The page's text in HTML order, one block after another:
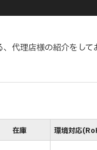
代理店様の紹介をし
在庫 環境対応